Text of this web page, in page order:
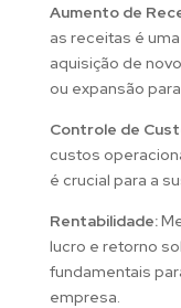
Aumento de
as receitas é
aquisição de
ou expansão
Controle de
custos
é crucial para a
Rentabilidade:
lucro e retorno
fundamentais
empresa.